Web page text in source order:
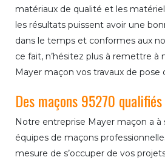
matériaux de qualité et les
les résultats puissent avoir une
dans le temps et conformes aux
ce fait, n’hésitez plus à remettre à
Mayer maçon vos travaux de pose
Des maçons 95270
Notre entreprise Mayer maçon a à
équipes de maçons
mesure de s’occuper de vos